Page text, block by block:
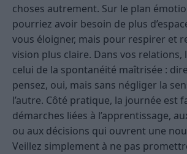
choses autrement. Sur le plan
pourriez avoir besoin de plus
vous éloigner, mais pour respirer et
vision plus claire. Dans vos relations,
celui de la spontanéité maîtrisée :
pensez, oui, mais sans négliger la
l’autre. Côté pratique, la journée est
démarches liées à l’apprentissage,
ou aux décisions qui ouvrent une
Veillez simplement à ne pas